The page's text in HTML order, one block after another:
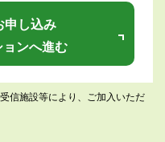
申し込み
ンへ進む
信施設等により、ご加入いただ